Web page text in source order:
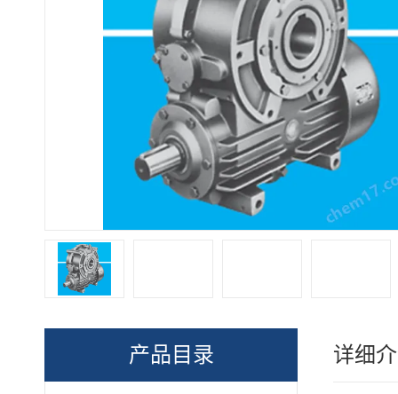
产品目录 详细